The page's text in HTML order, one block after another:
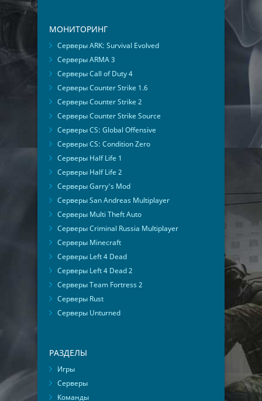
МОНИТОРИНГ
Серверы ARK: Survival Evolved
Серверы ARMA 3
Серверы Call of Duty 4
Серверы Counter Strike 1.6
Серверы Counter Strike 2
Серверы Counter Strike Source
Серверы CS: Global Offensive
Серверы CS: Condition Zero
Серверы Half Life 1
Серверы Half Life 2
Серверы Garry's Mod
Серверы San Andreas Multiplayer
Серверы Multi Theft Auto
Серверы Criminal Russia Multiplayer
Серверы Minecraft
Серверы Left 4 Dead
Серверы Left 4 Dead 2
Серверы Team Fortress 2
Серверы Rust
Серверы Unturned
РАЗДЕЛЫ
Игры
Серверы
Команды